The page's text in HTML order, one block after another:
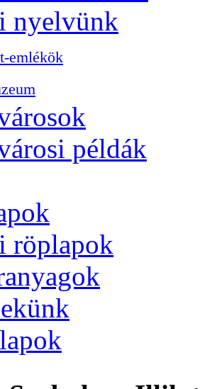
nyelvünk
emlékök
példák
röplapok